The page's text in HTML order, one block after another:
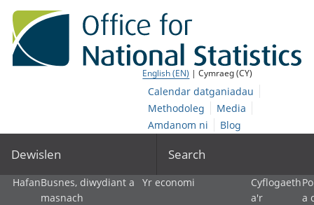
English (EN) | Cymraeg (CY)
Calendar datganiadau
Methodoleg
Media
Amdanom ni
Blog
Dewislen Search
HafanBusnes, diwydiant a
masnach
Yr economi
Cyflogaeth
a'r
a